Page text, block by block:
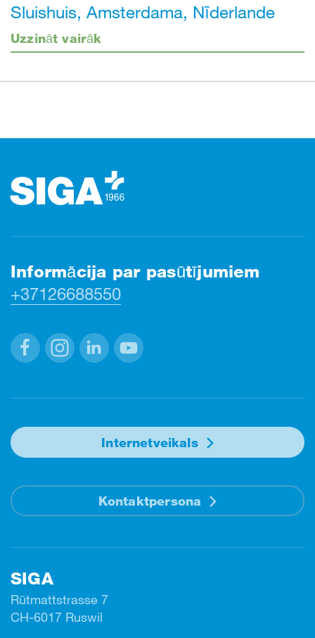
Sluishuis, Amsterdama, Nīderlande
Uzzināt vairāk
Informācija par pasūtījumiem
+37126688550
Internetveikals
Kontaktpersona
SIGA
Rütmattstrasse 7
CH-6017 Ruswil